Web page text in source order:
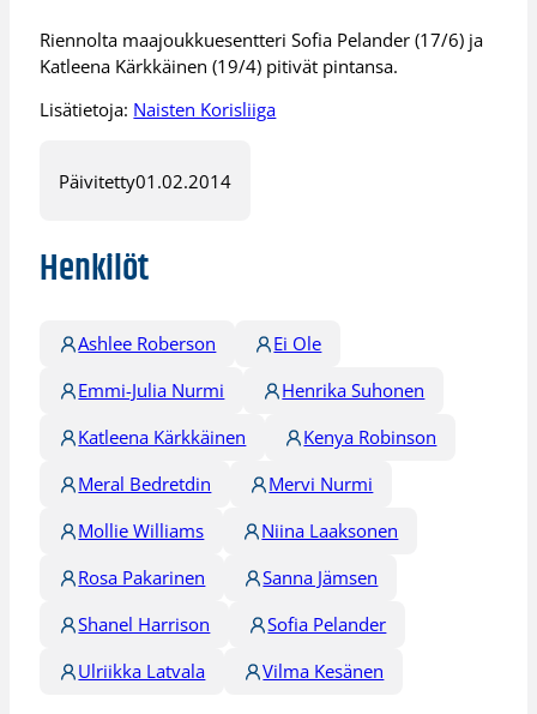
Riennolta maajoukkuesentteri Sofia Pelander (17/6) ja
Katleena Kärkkäinen (19/4) pitivät pintansa.
Lisätietoja: Naisten Korisliiga
Päivitetty01.02.2014
Henkilöt
Ashlee Roberson
Ei Ole
Emmi-Julia Nurmi
Henrika Suhonen
Katleena Kärkkäinen
Kenya Robinson
Meral Bedretdin
Mervi Nurmi
Mollie Williams
Niina Laaksonen
Rosa Pakarinen
Sanna Jämsen
Shanel Harrison
Sofia Pelander
Ulriikka Latvala
Vilma Kesänen